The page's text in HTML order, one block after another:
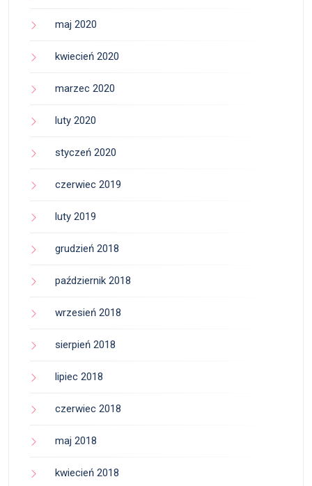
maj 2020
kwiecień 2020
marzec 2020
luty 2020
styczeń 2020
czerwiec 2019
luty 2019
grudzień 2018
październik 2018
wrzesień 2018
sierpień 2018
lipiec 2018
czerwiec 2018
maj 2018
kwiecień 2018